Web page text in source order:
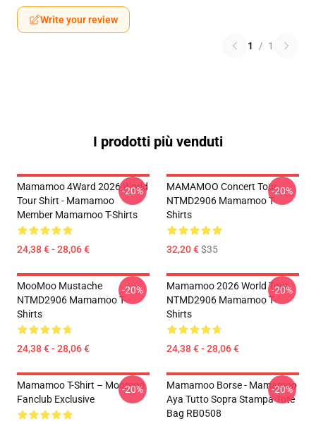
Write your review
1 / 1
I prodotti più venduti
Mamamoo 4Ward 2026 World
Tour Shirt - Mamamoo
Member Mamamoo T-Shirts
24,38 € - 28,06 €
-20%
MAMAMOO Concert Tour
NTMD2906 Mamamoo T-
Shirts
32,20 €$35
-20%
MooMoo Mustache
NTMD2906 Mamamoo T-
Shirts
24,38 € - 28,06 €
-20%
Mamamoo 2026 World Tour
NTMD2906 Mamamoo T-
Shirts
24,38 € - 28,06 €
-20%
Mamamoo T-Shirt – Moomoo
Fanclub Exclusive
-20%
Mamamoo Borse - Mamamoo
Aya Tutto Sopra Stampa Tote
Bag RB0508
-20%